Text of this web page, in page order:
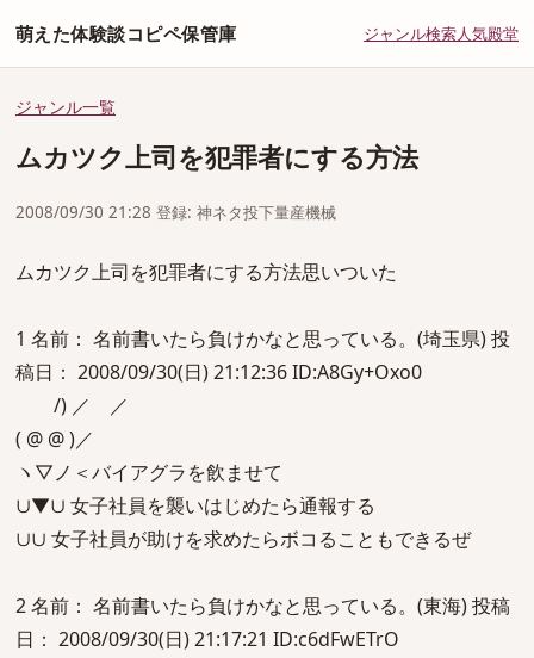
萌えた体験談コピペ保管庫 ジャンル検索人気殿堂
ジャンル一覧
ムカツク上司を犯罪者にする方法
2008/09/30 21:28 登録: 神ネタ投下量産機械
ムカツク上司を犯罪者にする方法思いついた
1 名前： 名前書いたら負けかなと思っている。(埼玉県) 投
稿日： 2008/09/30(日) 21:12:36 ID:A8Gy+Oxo0
/) ／ ／
( @ @ )／
ヽ▽ノ＜バイアグラを飲ませて
∪▼∪ 女子社員を襲いはじめたら通報する
∪∪ 女子社員が助けを求めたらボコることもできるぜ
2 名前： 名前書いたら負けかなと思っている。(東海) 投稿
日： 2008/09/30(日) 21:17:21 ID:c6dFwETrO